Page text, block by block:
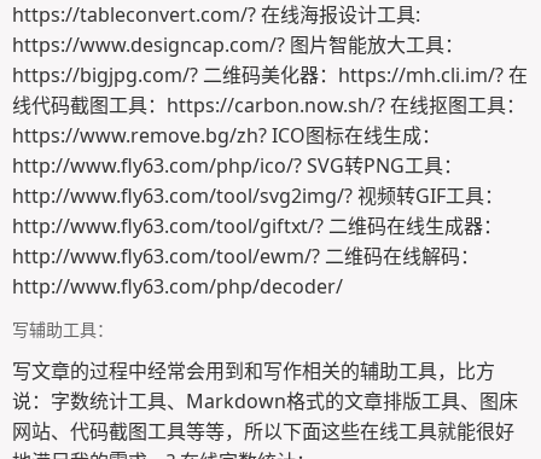
https://tableconvert.com/? 在线海报设计工具:
https://www.designcap.com/? 图片智能放大工具：
https://bigjpg.com/? 二维码美化器：https://mh.cli.im/? 在
线代码截图工具：https://carbon.now.sh/? 在线抠图工具：
https://www.remove.bg/zh? ICO图标在线生成：
http://www.fly63.com/php/ico/? SVG转PNG工具：
http://www.fly63.com/tool/svg2img/? 视频转GIF工具：
http://www.fly63.com/tool/giftxt/? 二维码在线生成器：
http://www.fly63.com/tool/ewm/? 二维码在线解码：
http://www.fly63.com/php/decoder/
写辅助工具：
写文章的过程中经常会用到和写作相关的辅助工具，比方
说：字数统计工具、Markdown格式的文章排版工具、图床
网站、代码截图工具等等，所以下面这些在线工具就能很好